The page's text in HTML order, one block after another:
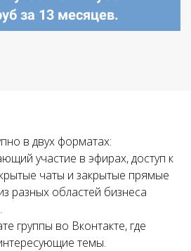
за 13 месяцев.
в двух форматах:
участие в эфирах, доступ к
чаты и закрытые прямые
разных областей бизнеса
группы во Вконтакте, где
темы.